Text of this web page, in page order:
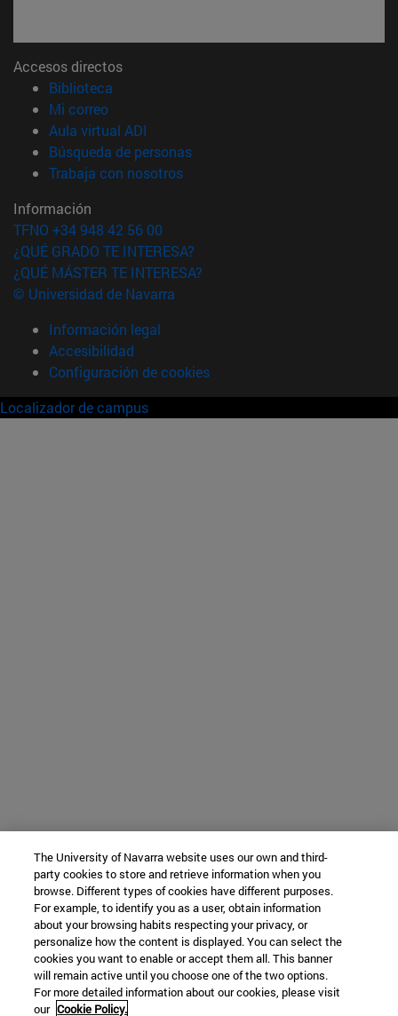
Accesos directos
Biblioteca
Mi correo(abre en nueva ventana)
Aula virtual ADI
Búsqueda de personas(abre en nueva ventana)
Trabaja con nosotros(abre en nueva ventana)
Información
TFNO +34 948 42 56 00
¿QUÉ GRADO TE INTERESA?
¿QUÉ MÁSTER TE INTERESA?
© Universidad de Navarra
Información legal
Accesibilidad
Configuración de cookies
Localizador de campus
The University of Navarra website uses our own and third-
party cookies to store and retrieve information when you
browse. Different types of cookies have different purposes.
For example, to identify you as a user, obtain information
about your browsing habits respecting your privacy, or
personalize how the content is displayed. You can select the
cookies you want to enable or accept them all. This banner
will remain active until you choose one of the two options.
For more detailed information about our cookies, please visit
our Cookie Policy.